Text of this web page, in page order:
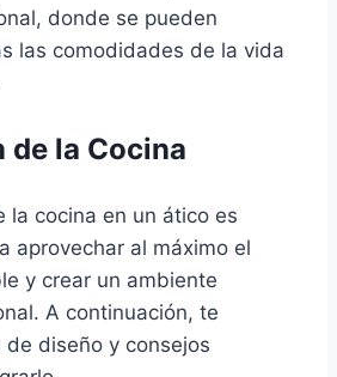
donde se pueden
las comodidades de la vida
de la Cocina
la cocina en un ático es
aprovechar al máximo el
y crear un ambiente
A continuación, te
diseño y consejos